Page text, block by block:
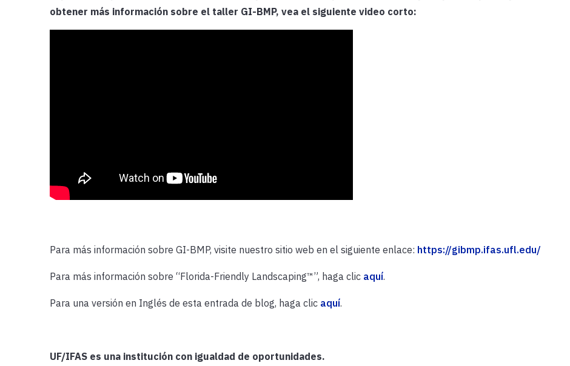
obtener más información sobre el taller GI-BMP, vea el siguiente video corto:
Para más información sobre GI-BMP, visite nuestro sitio web en el siguiente enlace: https://gibmp.ifas.ufl.edu/
Para más información sobre “Florida-Friendly Landscaping™”, haga clic aquí.
Para una versión en Inglés de esta entrada de blog, haga clic aquí.
UF/IFAS es una institución con igualdad de oportunidades.